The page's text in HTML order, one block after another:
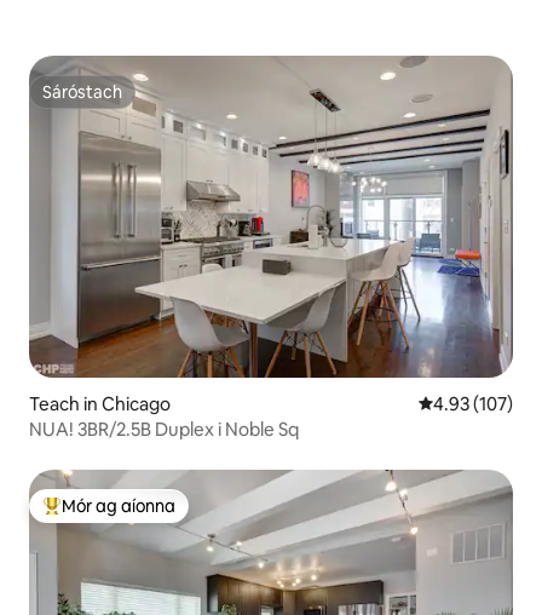
Sáróstach
Sáróstach
Teach in Chicago Meánrátáil
4.93 (107)
NUA! 3BR/2.5B Duplex i Noble Sq
An-mhór ag aíonna
Mór ag aíonna